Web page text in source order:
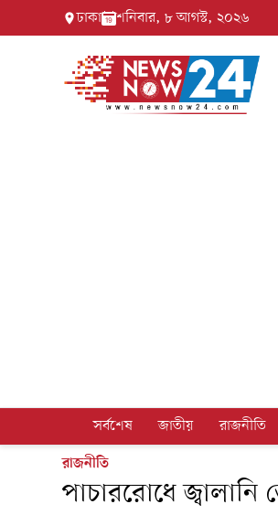
ঢাকা শনিবার, ৮ আগস্ট, ২০২৬
সর্বশেষ জাতীয় রাজনীতি
রাজনীতি
পাচাররোধে